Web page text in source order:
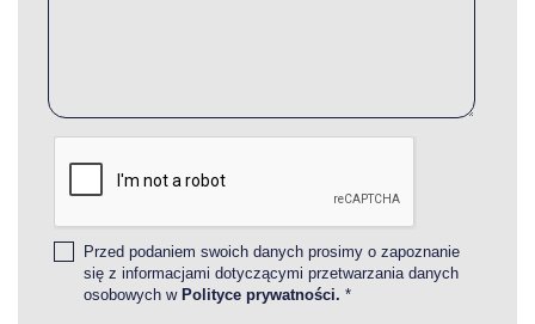
Przed podaniem swoich danych prosimy o zapoznanie
się z informacjami dotyczącymi przetwarzania danych
osobowych w Polityce prywatności. *